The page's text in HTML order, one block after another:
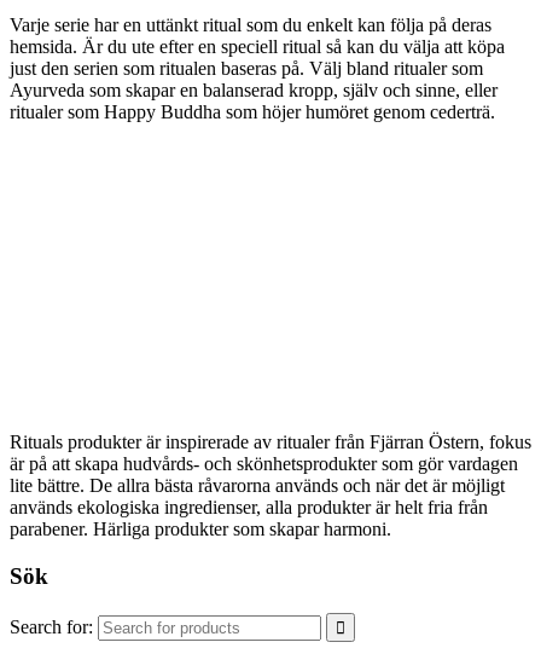
Varje serie har en uttänkt ritual som du enkelt kan följa på deras
hemsida. Är du ute efter en speciell ritual så kan du välja att köpa
just den serien som ritualen baseras på. Välj bland ritualer som
Ayurveda som skapar en balanserad kropp, själv och sinne, eller
ritualer som Happy Buddha som höjer humöret genom cederträ.
Rituals produkter är inspirerade av ritualer från Fjärran Östern, fokus
är på att skapa hudvårds- och skönhetsprodukter som gör vardagen
lite bättre. De allra bästa råvarorna används och när det är möjligt
används ekologiska ingredienser, alla produkter är helt fria från
parabener. Härliga produkter som skapar harmoni.
Sök
Search for: